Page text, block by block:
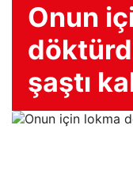
Onun
şaştı